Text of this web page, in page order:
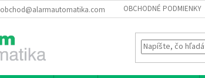
obchod@alarmautomatika.com OBCHODNÉ PODMIENKY